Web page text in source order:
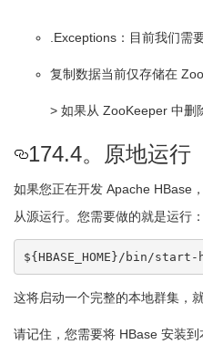
.Exceptions：目前我们需
复制数据当前仅存储在
> 如果从 ZooKeeper 中删
174.4。原地运行
如果您正在开发 Apache HBase
从源运行。您需要做的就是运行：
这将启动一个完整的本地群集，
请记住，您需要将 HBase 安装